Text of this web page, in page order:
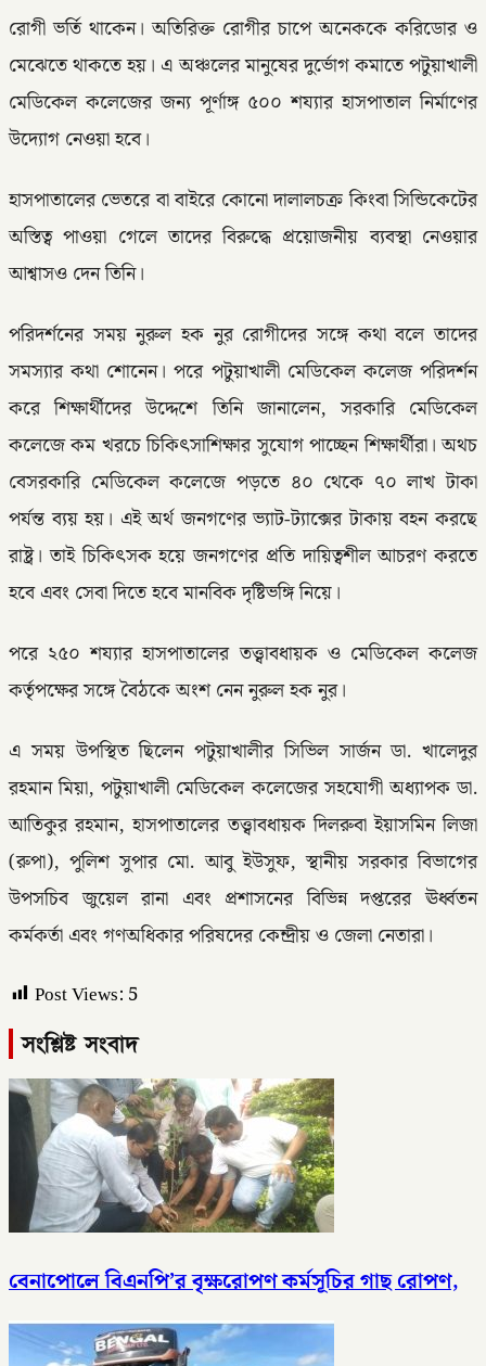
রোগী ভর্তি থাকেন। অতিরিক্ত রোগীর চাপে অনেককে করিডোর ও
মেঝেতে থাকতে হয়। এ অঞ্চলের মানুষের দুর্ভোগ কমাতে পটুয়াখালী
মেডিকেল কলেজের জন্য পূর্ণাঙ্গ ৫০০ শয্যার হাসপাতাল নির্মাণের
উদ্যোগ নেওয়া হবে।
হাসপাতালের ভেতরে বা বাইরে কোনো দালালচক্র কিংবা সিন্ডিকেটের
অস্তিত্ব পাওয়া গেলে তাদের বিরুদ্ধে প্রয়োজনীয় ব্যবস্থা নেওয়ার
আশ্বাসও দেন তিনি।
পরিদর্শনের সময় নুরুল হক নুর রোগীদের সঙ্গে কথা বলে তাদের
সমস্যার কথা শোনেন। পরে পটুয়াখালী মেডিকেল কলেজ পরিদর্শন
করে শিক্ষার্থীদের উদ্দেশে তিনি জানালেন, সরকারি মেডিকেল
কলেজে কম খরচে চিকিৎসাশিক্ষার সুযোগ পাচ্ছেন শিক্ষার্থীরা। অথচ
বেসরকারি মেডিকেল কলেজে পড়তে ৪০ থেকে ৭০ লাখ টাকা
পর্যন্ত ব্যয় হয়। এই অর্থ জনগণের ভ্যাট-ট্যাক্সের টাকায় বহন করছে
রাষ্ট্র। তাই চিকিৎসক হয়ে জনগণের প্রতি দায়িত্বশীল আচরণ করতে
হবে এবং সেবা দিতে হবে মানবিক দৃষ্টিভঙ্গি নিয়ে।
পরে ২৫০ শয্যার হাসপাতালের তত্ত্বাবধায়ক ও মেডিকেল কলেজ
কর্তৃপক্ষের সঙ্গে বৈঠকে অংশ নেন নুরুল হক নুর।
এ সময় উপস্থিত ছিলেন পটুয়াখালীর সিভিল সার্জন ডা. খালেদুর
রহমান মিয়া, পটুয়াখালী মেডিকেল কলেজের সহযোগী অধ্যাপক ডা.
আতিকুর রহমান, হাসপাতালের তত্ত্বাবধায়ক দিলরুবা ইয়াসমিন লিজা
(রুপা), পুলিশ সুপার মো. আবু ইউসুফ, স্থানীয় সরকার বিভাগের
উপসচিব জুয়েল রানা এবং প্রশাসনের বিভিন্ন দপ্তরের ঊর্ধ্বতন
কর্মকর্তা এবং গণঅধিকার পরিষদের কেন্দ্রীয় ও জেলা নেতারা।
Post Views: 5
সংশ্লিষ্ট সংবাদ
বেনাপোলে বিএনপি’র বৃক্ষরোপণ কর্মসূচির গাছ রোপণ,